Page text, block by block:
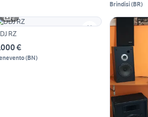
Brindisi(BR)
2
RZ
€
(BN)